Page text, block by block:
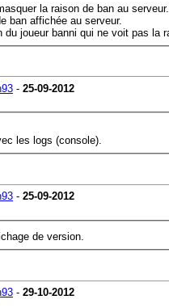
la raison de ban au serveur.
ban affichée au serveur.
joueur banni qui ne voit pas la
- 25-09-2012
les logs (console).
- 25-09-2012
de version.
- 29-10-2012